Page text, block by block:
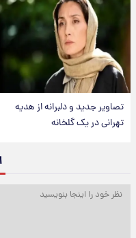
تصاویر جدید و دلبرانه از هدیه
تهرانی در یک گلخانه